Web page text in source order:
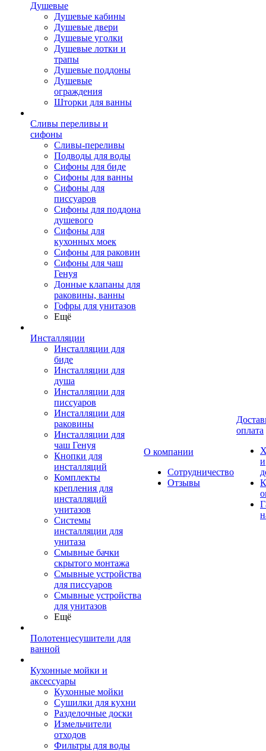
Душевые
Душевые кабины
Душевые двери
Душевые уголки
Душевые лотки и
трапы
Душевые поддоны
Душевые
ограждения
Шторки для ванны
Сливы переливы и
сифоны
Сливы-переливы
Подводы для воды
Сифоны для биде
Сифоны для ванны
Сифоны для
писсуаров
Сифоны для поддона
душевого
Сифоны для
кухонных моек
Сифоны для раковин
Сифоны для чаш
Генуя
Донные клапаны для
раковины, ванны
Гофры для унитазов
Ещё
Инсталляции
Инсталляции для
биде
Инсталляции для
душа
Инсталляции для
писсуаров
Инсталляции для
раковины
Инсталляции для
чаш Генуя
Кнопки для
инсталляций
Комплекты
крепления для
инсталляций
унитазов
Системы
инсталляции для
унитаза
Смывные бачки
скрытого монтажа
Смывные устройства
для писсуаров
Смывные устройства
для унитазов
Ещё
Полотенцесушители для
ванной
Кухонные мойки и
аксессуары
Кухонные мойки
Сушилки для кухни
Разделочные доски
Измельчители
отходов
Фильтры для воды
О компании
Сотрудничество
Отзывы
оплата
и